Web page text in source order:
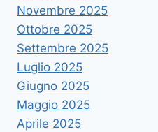
Novembre 2025
Ottobre 2025
Settembre 2025
Luglio 2025
Giugno 2025
Maggio 2025
Aprile 2025